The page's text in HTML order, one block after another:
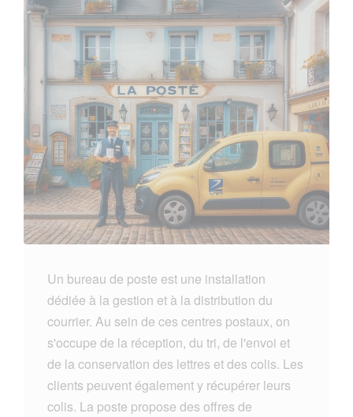
Un bureau de poste est une installation
dédiée à la gestion et à la distribution du
courrier. Au sein de ces centres postaux, on
s'occupe de la réception, du tri, de l'envoi et
de la conservation des lettres et des colis. Les
clients peuvent également y récupérer leurs
colis. La poste propose des offres de